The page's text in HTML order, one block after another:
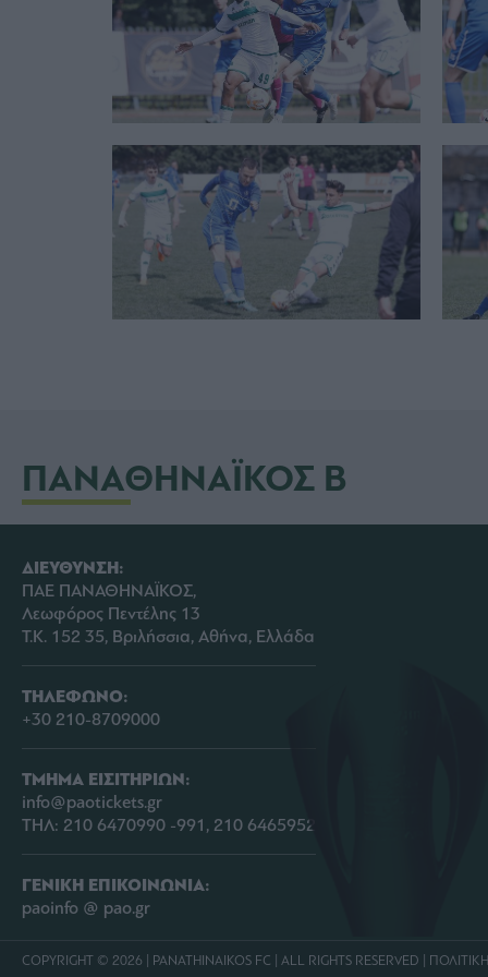
ΠΑΝΑΘΗΝΑΪΚΟΣ Β
ΔΙΕΥΘΥΝΣΗ:
ΠΑΕ ΠΑΝΑΘΗΝΑΪΚΟΣ,
Λεωφόρος Πεντέλης 13
Τ.Κ. 152 35, Βριλήσσια, Αθήνα, Ελλάδα
ΤΗΛΕΦΩΝΟ:
+30 210-8709000
ΤΜΗΜΑ ΕΙΣΙΤΗΡΙΩΝ:
info@paotickets.gr
ΤΗΛ: 210 6470990 -991, 210 6465952
ΓΕΝΙΚΗ ΕΠΙΚΟΙΝΩΝΙΑ:
paoinfo @ pao.gr
COPYRIGHT © 2026 | PANATHINAIKOS FC | ALL RIGHTS RESERVED |